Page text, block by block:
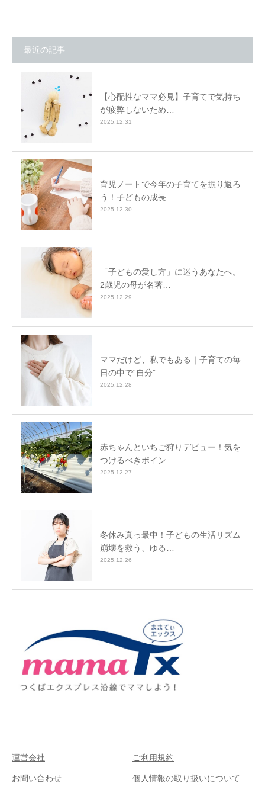
最近の記事
【心配性なママ必見】子育てで気持ち
が疲弊しないため…
2025.12.31
育児ノートで今年の子育てを振り返ろ
う！子どもの成長…
2025.12.30
「子どもの愛し方」に迷うあなたへ。
2歳児の母が名著…
2025.12.29
ママだけど、私でもある｜子育ての毎
日の中で“自分”…
2025.12.28
赤ちゃんといちご狩りデビュー！気を
つけるべきポイン…
2025.12.27
冬休み真っ最中！子どもの生活リズム
崩壊を救う、ゆる…
2025.12.26
運営会社 ご利用規約
お問い合わせ 個人情報の取り扱いについて